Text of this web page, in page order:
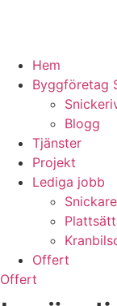
Hem
Byggföretag
Blogg
Tjänster
Projekt
Lediga jobb
Offert
Offert